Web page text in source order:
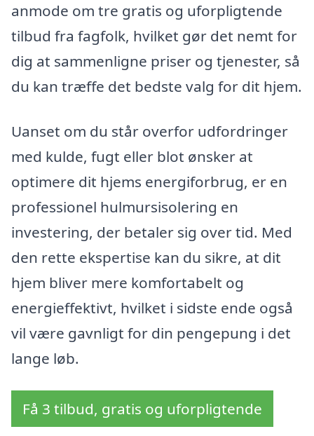
anmode om tre gratis og uforpligtende
tilbud fra fagfolk, hvilket gør det nemt for
dig at sammenligne priser og tjenester, så
du kan træffe det bedste valg for dit hjem.
Uanset om du står overfor udfordringer
med kulde, fugt eller blot ønsker at
optimere dit hjems energiforbrug, er en
professionel hulmursisolering en
investering, der betaler sig over tid. Med
den rette ekspertise kan du sikre, at dit
hjem bliver mere komfortabelt og
energieffektivt, hvilket i sidste ende også
vil være gavnligt for din pengepung i det
lange løb.
Få 3 tilbud, gratis og uforpligtende